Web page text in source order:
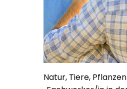
Natur, Tiere,